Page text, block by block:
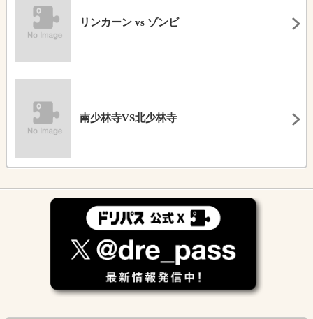
リンカーン vs ゾンビ
南少林寺VS北少林寺